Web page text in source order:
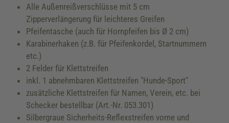
Alle Außenreißverschlüsse mit 5 cm
Zipperverlängerung für leichteres Greifen
Pfeifentasche (auch für Hornpfeifen bis Ø 2 cm)
Karabinerhaken (z.B. für Pfeifenkordel, Startnummern
etc.)
2 Felder für Klettstreifen
inkl. 1 abnehmbaren Klettstreifen "Hunde-Sport"
zusätzliche Klettstreifen für Namen, Verein, etc. bei
Schecker bestellbar (Art.-Nr. 053.301)
Silbergraue Sicherheits-Reflexstreifen vorne und